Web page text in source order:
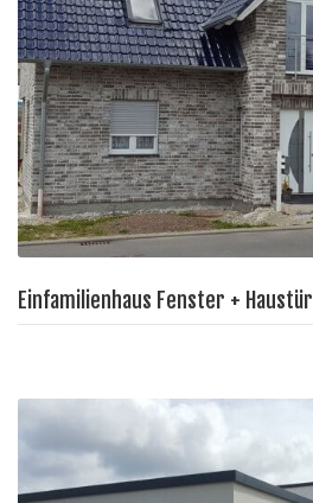
Einfamilienhaus Fenster + Haustür